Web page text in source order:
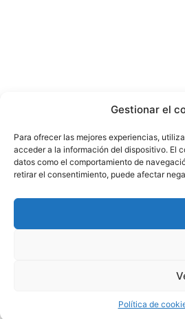
Gestionar el
Para ofrecer las mejores experiencias,
acceder a la información del dispositivo. El
datos como el comportamiento de
retirar el consentimiento, puede afectar
Política de